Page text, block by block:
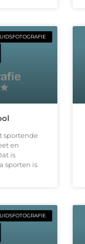
sportende
en
is
sporten is